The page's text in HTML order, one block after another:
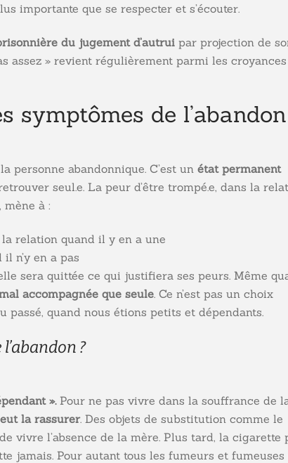
importante que se respecter et s’écouter.
du jugement d’autrui par projection de
assez » revient régulièrement parmi les croyances
symptômes de
personne abandonnique. C’est un état permanent
seul.e. La peur d’être trompé.e, dans la
mène à :
relation quand il y en a une
n’y en a pas
sera quittée ce qui justifiera ses peurs. Même
accompagnée que seule. Ce n’est pas un choix
quand nous étions petits et dépendants.
?
».Pour ne pas vivre dans la souffrance de
la rassurer. Des objets de substitution comme le
vivre l’absence de la mère. Plus tard, la cigarette
jamais. Pour autant tous les fumeurs et fumeuses